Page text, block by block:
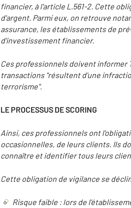
financier, à l'article L.561-2. Cette
d'argent. Parmi eux, on retrouve
assurance, les établissements de
d'investissement financier.
Ces professionnels doivent informer
transactions "résultent d'une
terrorisme".
LE PROCESSUS DE SCORING
Ainsi, ces professionnels ont
occasionnelles, de leurs clients. Ils
connaître et identifier tous leurs
Cette obligation de vigilance se
Risque faible : lors de